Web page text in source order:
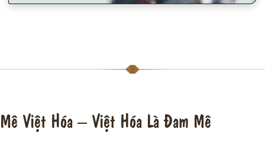
Mê Việt Hóa – Việt Hóa Là Đam Mê